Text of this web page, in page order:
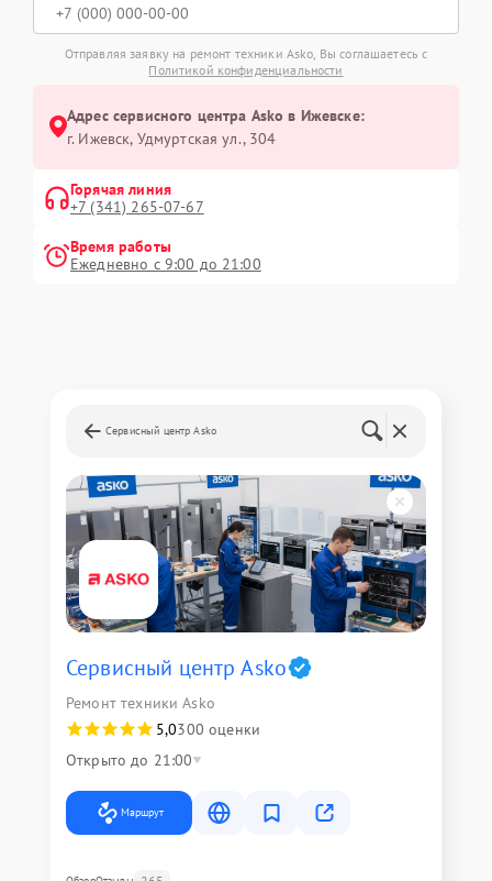
Отправляя заявку на ремонт техники Asko, Вы соглашаетесь с
Политикой конфиденциальности
Адрес сервисного центра Asko в Ижевске:
г. Ижевск, Удмуртская ул., 304
Горячая линия
+7 (341) 265-07-67
Время работы
Ежедневно с 9:00 до 21:00
Сервисный центр Asko
Сервисный центр Asko
Ремонт техники Asko
5,0300 оценки
Открыто до 21:00
Маршрут